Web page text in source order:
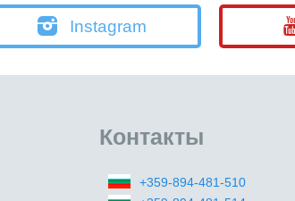
Instagram
Контакты
+359-894-481-510